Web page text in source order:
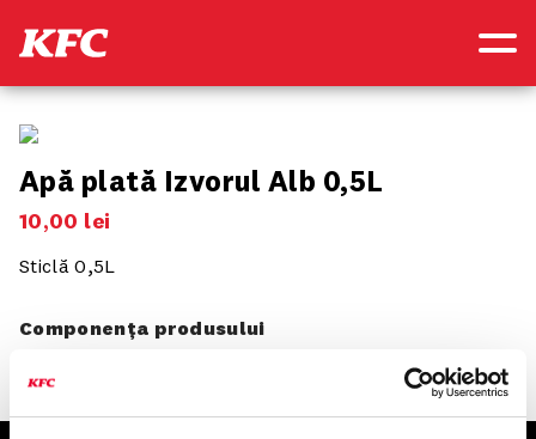
Apă plată Izvorul Alb 0,5L
10,00 lei
Sticlă 0,5L
Componența produsului